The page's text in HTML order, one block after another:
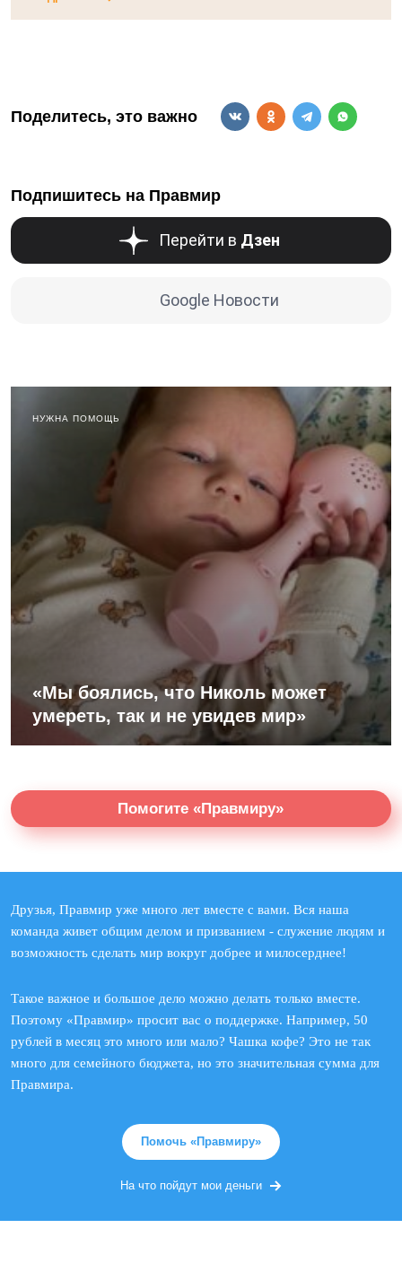
Поделитесь, это важно
Подпишитесь на Правмир
Перейти в Дзен
Google Новости
НУЖНА ПОМОЩЬ
«Мы боялись, что Николь может
умереть, так и не увидев мир»
Помогите «Правмиру»
Друзья, Правмир уже много лет вместе с вами. Вся наша
команда живет общим делом и призванием - служение людям и
возможность сделать мир вокруг добрее и милосерднее!
Такое важное и большое дело можно делать только вместе.
Поэтому «Правмир» просит вас о поддержке. Например, 50
рублей в месяц это много или мало? Чашка кофе? Это не так
много для семейного бюджета, но это значительная сумма для
Правмира.
Помочь «Правмиру»
На что пойдут мои деньги